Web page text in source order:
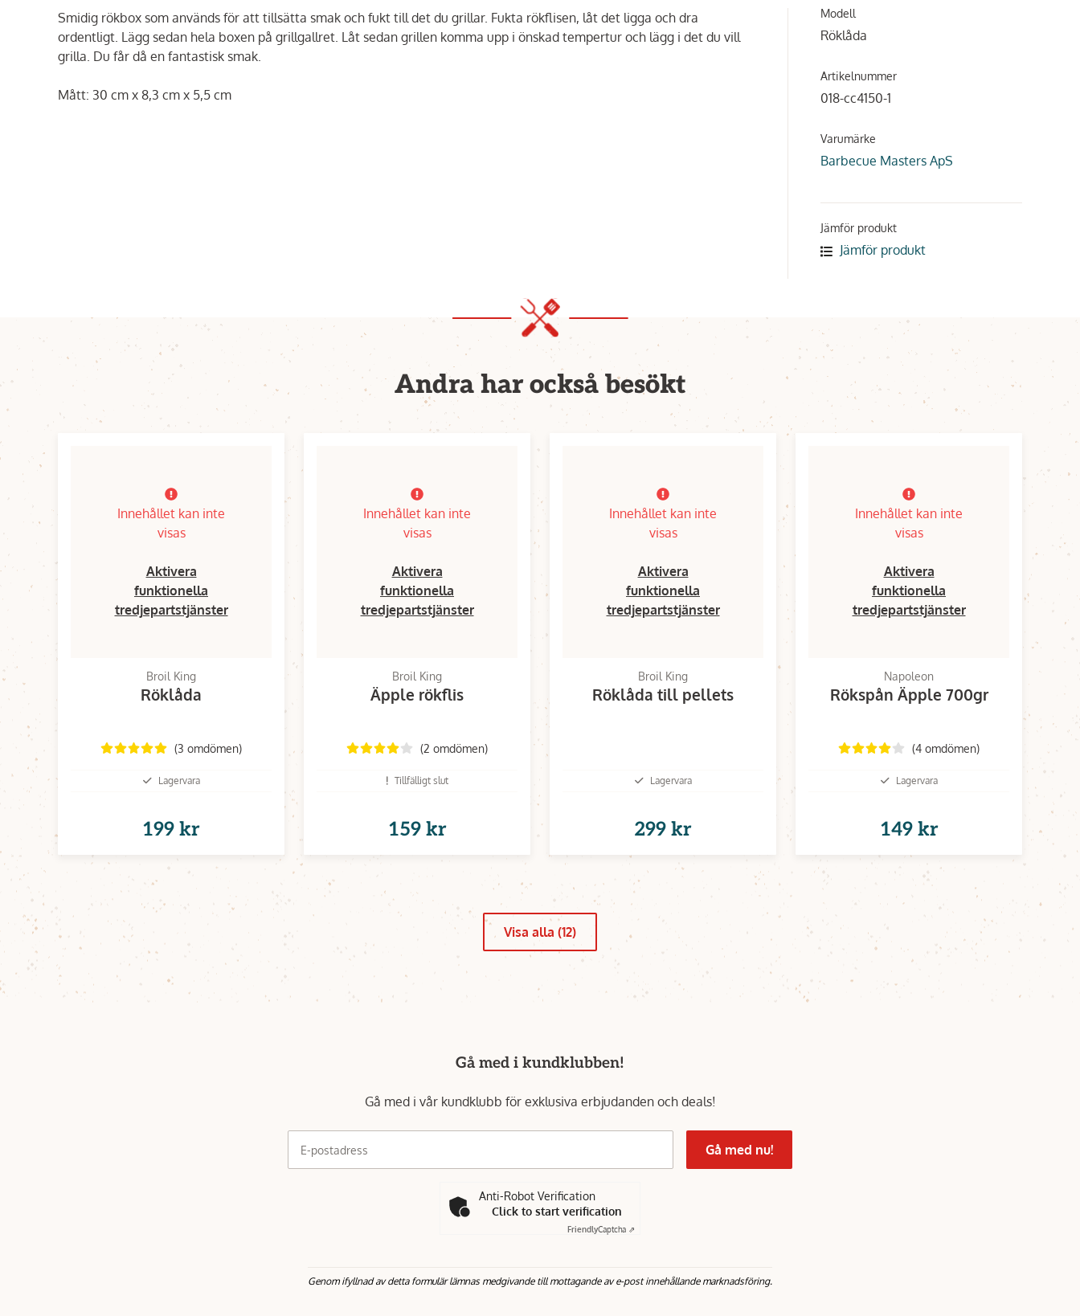
Smidig rökbox som används för att tillsätta smak och fukt till det du grillar. Fukta rökflisen, låt det ligga och dra
ordentligt. Lägg sedan hela boxen på grillgallret. Låt sedan grillen komma upp i önskad tempertur och lägg i det du vill
grilla. Du får då en fantastisk smak.
Mått: 30 cm x 8,3 cm x 5,5 cm
Modell
Röklåda
Artikelnummer
018-cc4150-1
Varumärke
Barbecue Masters ApS
Jämför produkt
Jämför produkt
Andra har också besökt
Innehållet kan inte
visas
Aktivera
funktionella
tredjepartstjänster
Broil King
Röklåda
(3 omdömen)
Lagervara
199 kr
Innehållet kan inte
visas
Aktivera
funktionella
tredjepartstjänster
Broil King
Äpple rökflis
(2 omdömen)
Tillfälligt slut
159 kr
Innehållet kan inte
visas
Aktivera
funktionella
tredjepartstjänster
Broil King
Röklåda till pellets
Lagervara
299 kr
Innehållet kan inte
visas
Aktivera
funktionella
tredjepartstjänster
Napoleon
Rökspån Äpple 700gr
(4 omdömen)
Lagervara
149 kr
Visa alla (12)
Gå med i kundklubben!
Gå med i vår kundklubb för exklusiva erbjudanden och deals!
E-postadress Gå med nu!
Anti-Robot Verification
Click to start verification
FriendlyCaptcha ⇗
Genom ifyllnad av detta formulär lämnas medgivande till mottagande av e-post innehållande marknadsföring.